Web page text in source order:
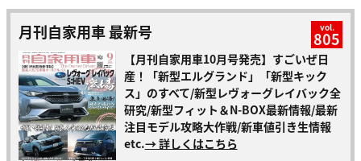
月刊自家用車 最新号 vol.
805
【月刊自家用車10月号発売】すごいぜ日
産！「新型エルグランド」「新型キック
ス」のすべて/新型レヴォーグレイバック全
研究/新型フィット＆N-BOX最新情報/最新
注目モデル攻略大作戦/新車値引き生情報
etc.→ 詳しくはこちら